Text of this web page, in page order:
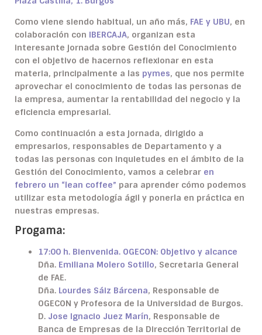
Como viene siendo habitual, un año más, FAE y UBU, en
colaboración con IBERCAJA, organizan esta
interesante jornada sobre Gestión del Conocimiento
con el objetivo de hacernos reflexionar en esta
materia, principalmente a las pymes, que nos permite
aprovechar el conocimiento de todas las personas de
la empresa, aumentar la rentabilidad del negocio y la
eficiencia empresarial.
Como continuación a esta jornada, dirigido a
empresarios, responsables de Departamento y a
todas las personas con inquietudes en el ámbito de la
Gestión del Conocimiento, vamos a celebrar en
febrero un “lean coffee” para aprender cómo podemos
utilizar esta metodología ágil y ponerla en práctica en
nuestras empresas.
Progama:
17:00 h. Bienvenida. OGECON: Objetivo y alcance
Dña. Emiliana Molero Sotillo, Secretaria General
de FAE.
Dña. Lourdes Sáiz Bárcena, Responsable de
OGECON y Profesora de la Universidad de Burgos.
D. Jose Ignacio Juez Marín, Responsable de
Banca de Empresas de la Dirección Territorial de